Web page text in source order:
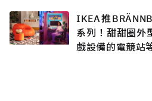
IKEA推
系列！甜甜圈外
戲設備的電競站